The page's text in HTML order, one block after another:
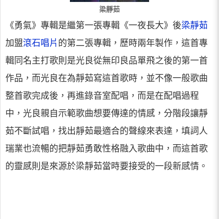
梁靜茹
《勇氣》專輯是繼第一張專輯《一夜長大》後梁靜茹
加盟滾石唱片 的第二張專輯，歷時兩年製作，這首專
輯同名主打歌則是光良從無印良品單飛之後的第一首
作品，而光良在為靜茹寫這首歌時，並不像一般歌曲
整首歌完成後，再進錄音室配唱，而是在配唱過程
中，光良親自示範歌曲想要傳達的情感，分階段讓靜
茹不斷試唱，找出靜茹最適合的聲線來表達，填詞人
瑞業也流暢的把靜茹勇敢性格融入歌曲中，而這首歌
的靈感則是來源於梁靜茹當時要接受的一段新感情。